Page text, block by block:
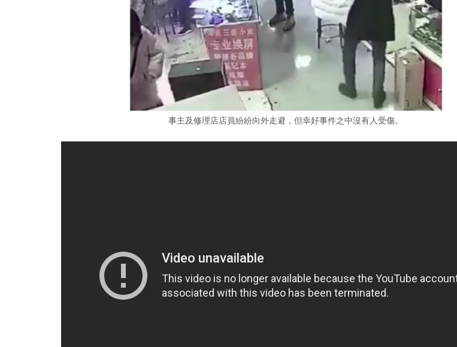
事主及修理店店員紛紛向外走避，但幸好事件之中沒有人受傷。